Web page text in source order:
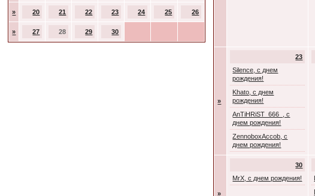
» 20 21 22 23 24 25 26
» 27 28 29 30
»
23
Silence, с днем
рождения!
Khato, с днем
рождения!
AnTiHRiST_666_, с
днем рождения!
ZennoboxAccob, с
днем рождения!
»
30
MrX, с днем рождения!